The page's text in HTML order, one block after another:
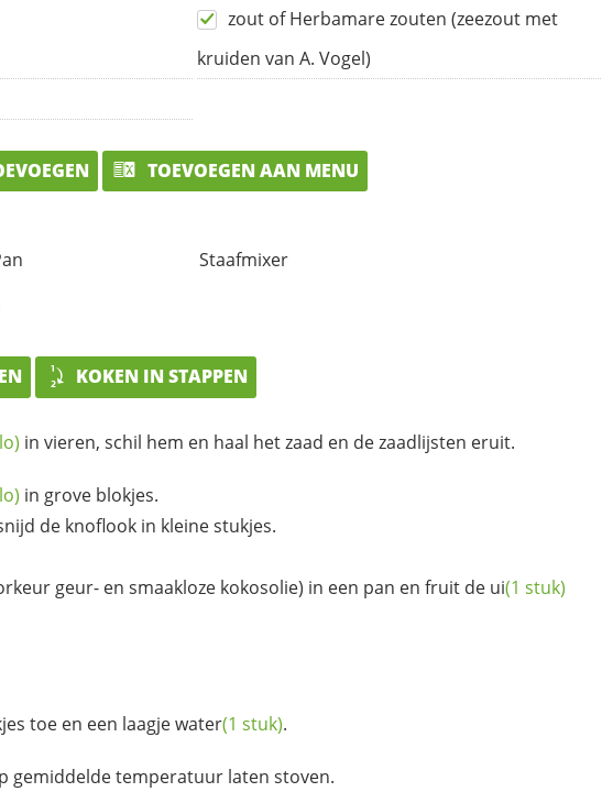
zout of Herbamare zouten (zeezout met
kruiden van A. Vogel)
TOEVOEGEN AAN MENU
Staafmixer
KOKEN IN STAPPEN
in vieren, schil hem en haal het zaad en de zaadlijsten eruit.
in grove blokjes.
de knoflook in kleine stukjes.
geur- en smaakloze kokosolie) in een pan en fruit de ui(1 stuk)
toe en een laagjewater(1 stuk).
gemiddelde temperatuur laten stoven.